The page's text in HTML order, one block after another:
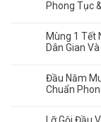
Phong Tục
Mùng 1 Tết
Dân Gian
Đầu Năm
Chuẩn
Lỡ Gội Đầu